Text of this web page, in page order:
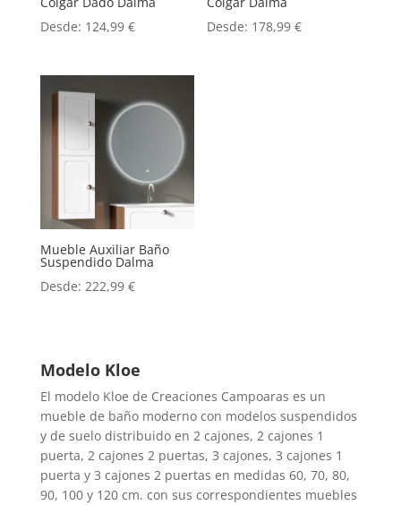
Desde: 124,99 €
Desde: 178,99€
Mueble Auxiliar Baño
Suspendido Dalma
Desde: 222,99 €
Modelo Kloe
El modelo Kloe de Creaciones Campoaras es un
mueble de baño moderno con modelos suspendidos
y de suelo distribuido en 2 cajones, 2 cajones 1
puerta, 2 cajones 2 puertas, 3 cajones, 3 cajones 1
puerta y 3 cajones 2 puertas en medidas 60, 70, 80,
90, 100 y 120 cm. con sus correspondientes muebles